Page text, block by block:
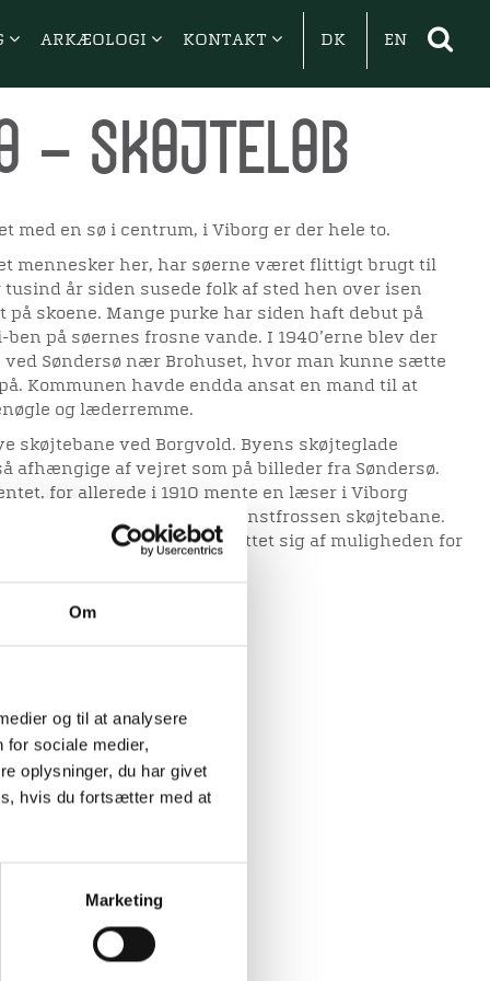
Om
og til at analysere
for sociale medier,
oplysninger, du har givet
hvis du fortsætter med at
Marketing
ARKÆOLOGI KONTAKT DK EN
– skøjteløb
med en sø i centrum, i Viborg er der hele to.
mennesker her, har søerne været flittigt brugt til
år siden susede folk af sted hen over isen
skoene. Mange purke har siden haft debut på
på søernes frosne vande. I 1940’erne blev der
Søndersø nær Brohuset, hvor man kunne sætte
Kommunen havde endda ansat en mand til at
og læderremme.
skøjtebane ved Borgvold. Byens skøjteglade
afhængige af vejret som på billeder fra Søndersø.
for allerede i 1910 mente en læser i Viborg
burde yde tilskud til en kunstfrossen skøjtebane.
mere end 10.000 benyttet sig af muligheden for